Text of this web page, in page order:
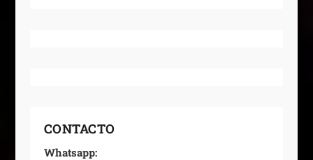
CONTACTO
Whatsapp: